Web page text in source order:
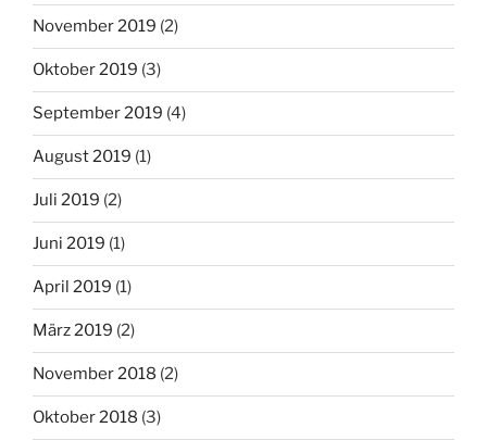
November 2019 (2)
Oktober 2019 (3)
September 2019 (4)
August 2019 (1)
Juli 2019 (2)
Juni 2019 (1)
April 2019 (1)
März 2019 (2)
November 2018 (2)
Oktober 2018 (3)